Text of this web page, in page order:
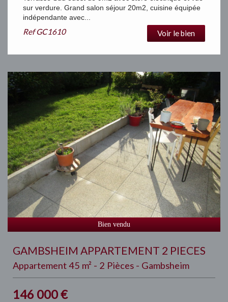
sur verdure. Grand salon séjour 20m2, cuisine équipée
indépendante avec...
RefGC1610 Voir le bien
Bien vendu
GAMBSHEIM APPARTEMENT 2 PIECES
Appartement 45 m² - 2 Pièces - Gambsheim
146 000€